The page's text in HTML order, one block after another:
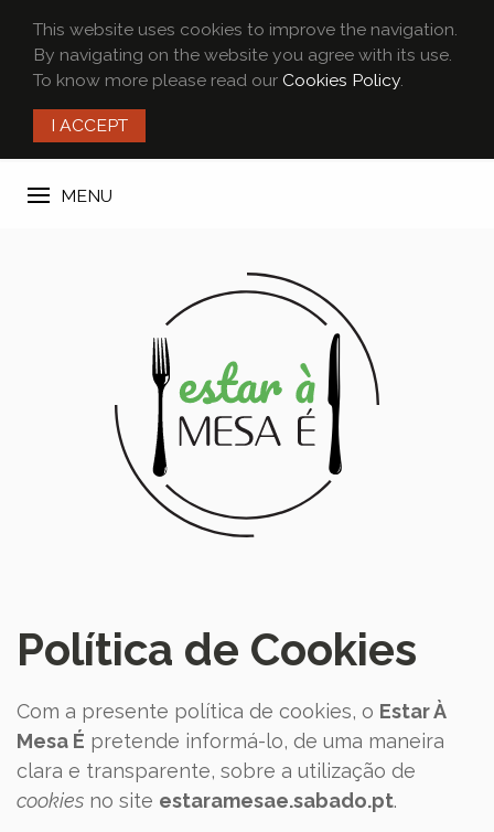
This website uses cookies to improve the navigation.
By navigating on the website you agree with its use.
To know more please read our Cookies Policy.
I ACCEPT
MENU
Política de Cookies
Com a presente política de cookies, o Estar À
Mesa É pretende informá-lo, de uma maneira
clara e transparente, sobre a utilização de
cookies no site estaramesae.sabado.pt.